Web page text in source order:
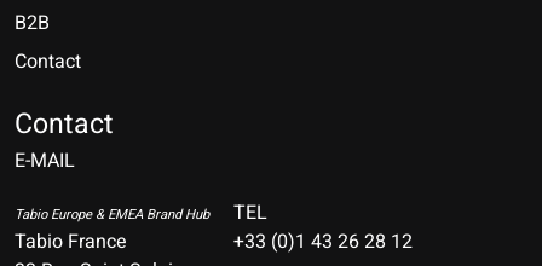
B2B
Contact
Contact
E-MAIL
Tabio Europe & EMEA Brand Hub
Tabio France
TEL
+33 (0)1 43 26 28 12
Español